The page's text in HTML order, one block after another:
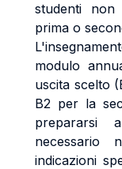
studenti non
prima o
modulo
uscita scelto
B2 per la
prepararsi
necessario
indicazioni